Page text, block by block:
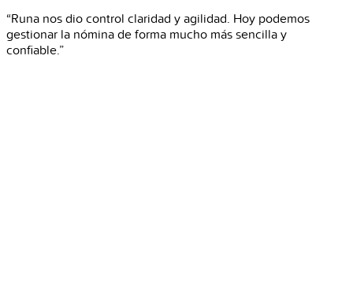
“Runa nos dio control claridad y agilidad. Hoy podemos
gestionar la nómina de forma mucho más sencilla y
confiable.”